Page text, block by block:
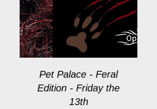
Pet Palace - Feral
Edition - Friday the
13th